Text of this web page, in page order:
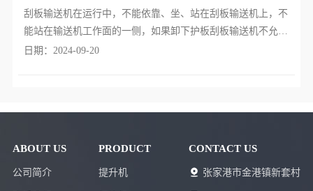
刮板输送机在运行中，不能依靠、坐、站在刮板输送机上，不
能站在输送机工作面的一侧，如果卸下护板刮板输送机不允许
启动，如果你想启动，刮板输送机在大卸车时仍然可以通过链
日期：2024-09-20
ABOUT US
公司简介
PRODUCT
提升机
CONTACT US
张家港市金港镇新套村